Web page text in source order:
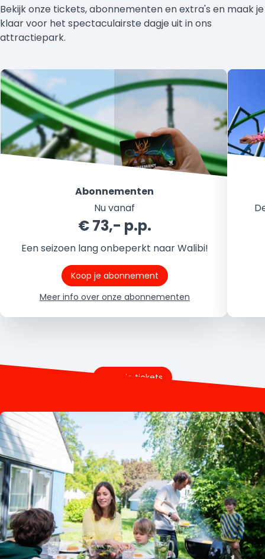
Bekijk onze tickets, abonnementen en extra's en maak je
klaar voor het spectaculairste dagje uit in ons
attractiepark.
Abonnementen
Nu vanaf
€ 73,- p.p.
Een seizoen lang onbeperkt naar Walibi!
Koop je abonnement
Meer info over onze abonnementen
Koop je tickets